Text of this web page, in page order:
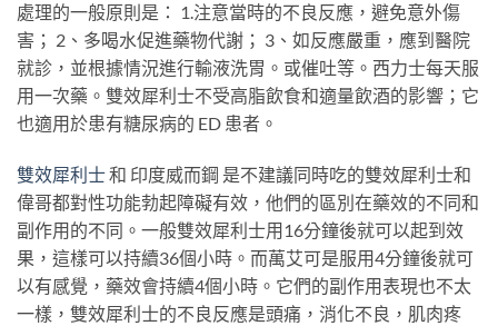
處理的一般原則是： 1.注意當時的不良反應，避免意外傷
害； 2、多喝水促進藥物代謝； 3、如反應嚴重，應到醫院
就診，並根據情況進行輸液洗胃。或催吐等。西力士每天服
用一次藥。雙效犀利士不受高脂飲食和適量飲酒的影響；它
也適用於患有糖尿病的 ED 患者。
雙效犀利士和 印度威而鋼 是不建議同時吃的雙效犀利士和
偉哥都對性功能勃起障礙有效，他們的區別在藥效的不同和
副作用的不同。一般雙效犀利士用16分鐘後就可以起到效
果，這樣可以持續36個小時。而萬艾可是服用4分鐘後就可
以有感覺，藥效會持續4個小時。它們的副作用表現也不太
一樣，雙效犀利士的不良反應是頭痛，消化不良，肌肉疼